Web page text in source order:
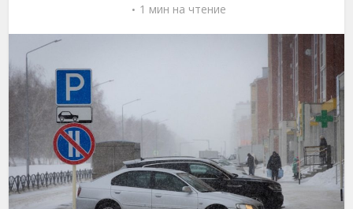
1 мин на чтение